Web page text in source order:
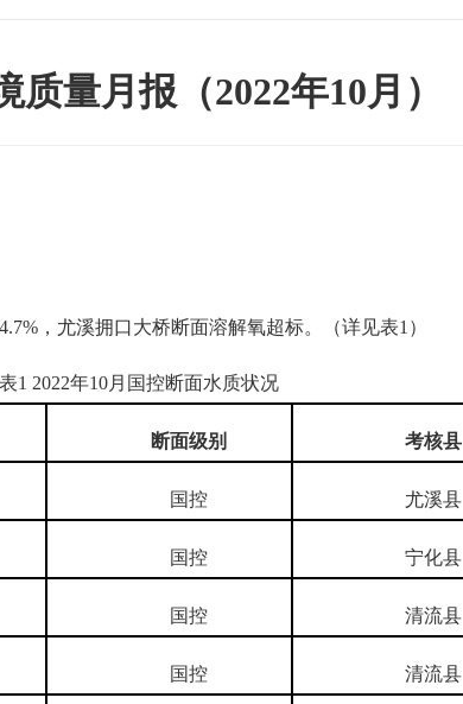
质量月报（2022年10月）
，尤溪拥口大桥断面溶解氧超标。（详见表1）
2022年10月国控断面水质状况
断面级别 考核县
国控 尤溪县
国控 宁化县
国控 清流县
国控 清流县